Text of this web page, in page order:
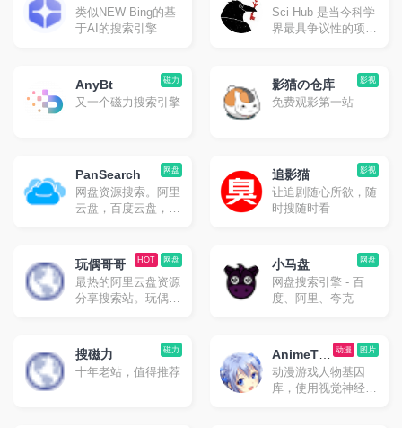
类似NEW Bing的基
于AI的搜索引擎
Sci-Hub 是当今科学
界最具争议性的项
制地 提供所有科学
知识。
磁力
AnyBt
又一个磁力搜索引擎
影视
影猫の仓库
免费观影第一站
网盘
PanSearch
网盘资源搜索。阿里
云盘，百度云盘，夸
影视
追影猫
让追剧随心所欲，随
时搜随时看
网盘
HOT
玩偶哥哥
最热的阿里云盘资源
分享搜索站。玩偶哥
网盘
小马盘
网盘搜索引擎 - 百
度、阿里、夸克
磁力
搜磁力
十年老站，值得推荐
图片
动漫
AnimeTra
ce
动漫游戏人物基因
库，使用视觉神经网